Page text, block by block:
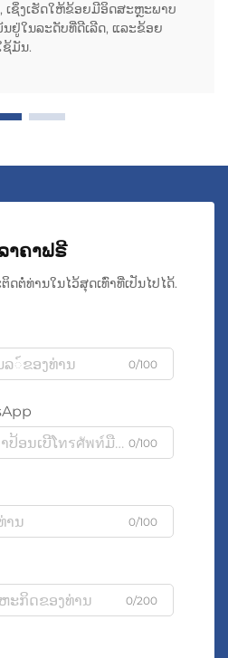
ເຊິ່ງເຮັດໃຫ້ຂ້ອຍມີອິດສະຫຼະພາບ
ຢູ່ໃນລະດັບທີ່ດີເລີດ, ແລະຂ້ອຍ
ມັນ.
າຄາຟຣີ
ຕໍ່ທ່ານໃນໄວ້ສຸດເທົ່າທີ່ເປັນໄປໄດ້.
0/100
0/100
0/100
0/200